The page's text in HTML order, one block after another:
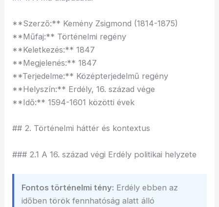
**Szerző:** Kemény Zsigmond (1814-1875)
**Műfaj:** Történelmi regény
**Keletkezés:** 1847
**Megjelenés:** 1847
**Terjedelme:** Középterjedelmű regény
**Helyszín:** Erdély, 16. század vége
**Idő:** 1594-1601 közötti évek
## 2. Történelmi háttér és kontextus
### 2.1 A 16. század végi Erdély politikai helyzete
Fontos történelmi tény: Erdély ebben az
időben török fennhatóság alatt álló